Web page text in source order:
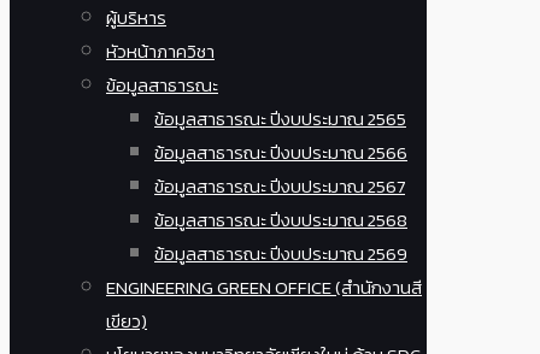
ผู้บริหาร
หัวหน้าภาควิชา
ข้อมูลสาธารณะ
ข้อมูลสาธารณะ ปีงบประมาณ 2565
ข้อมูลสาธารณะ ปีงบประมาณ 2566
ข้อมูลสาธารณะ ปีงบประมาณ 2567
ข้อมูลสาธารณะ ปีงบประมาณ 2568
ข้อมูลสาธารณะ ปีงบประมาณ 2569
ENGINEERING GREEN OFFICE (สำนักงานสี
เขียว)